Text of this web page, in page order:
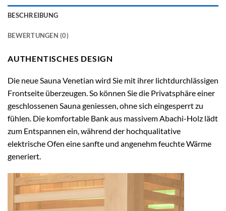
BESCHREIBUNG
BEWERTUNGEN (0)
AUTHENTISCHES DESIGN
Die neue Sauna Venetian wird Sie mit ihrer lichtdurchlässigen
Frontseite überzeugen. So können Sie die Privatsphäre einer
geschlossenen Sauna geniessen, ohne sich eingesperrt zu
fühlen. Die komfortable Bank aus massivem Abachi-Holz lädt
zum Entspannen ein, während der hochqualitative
elektrische Ofen eine sanfte und angenehm feuchte Wärme
generiert.